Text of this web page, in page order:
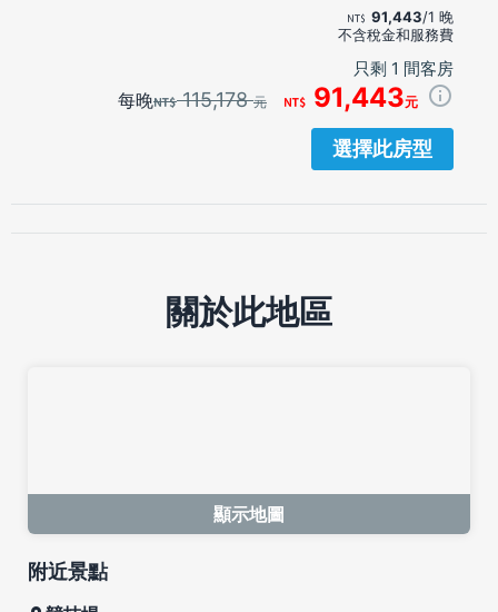
91,443/1 晚
不含稅金和服務費
只剩 1 間客房
每晚 115,178元 91,443元
選擇此房型
關於此地區
顯示地圖
附近景點